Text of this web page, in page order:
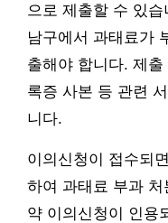
으로 제출할 수 있
남구에서 과태료가
출해야 합니다. 제
록증 사본 등 관련
니다.
이의신청이 접수되
하여 과태료 부과
약 이의신청이 인용